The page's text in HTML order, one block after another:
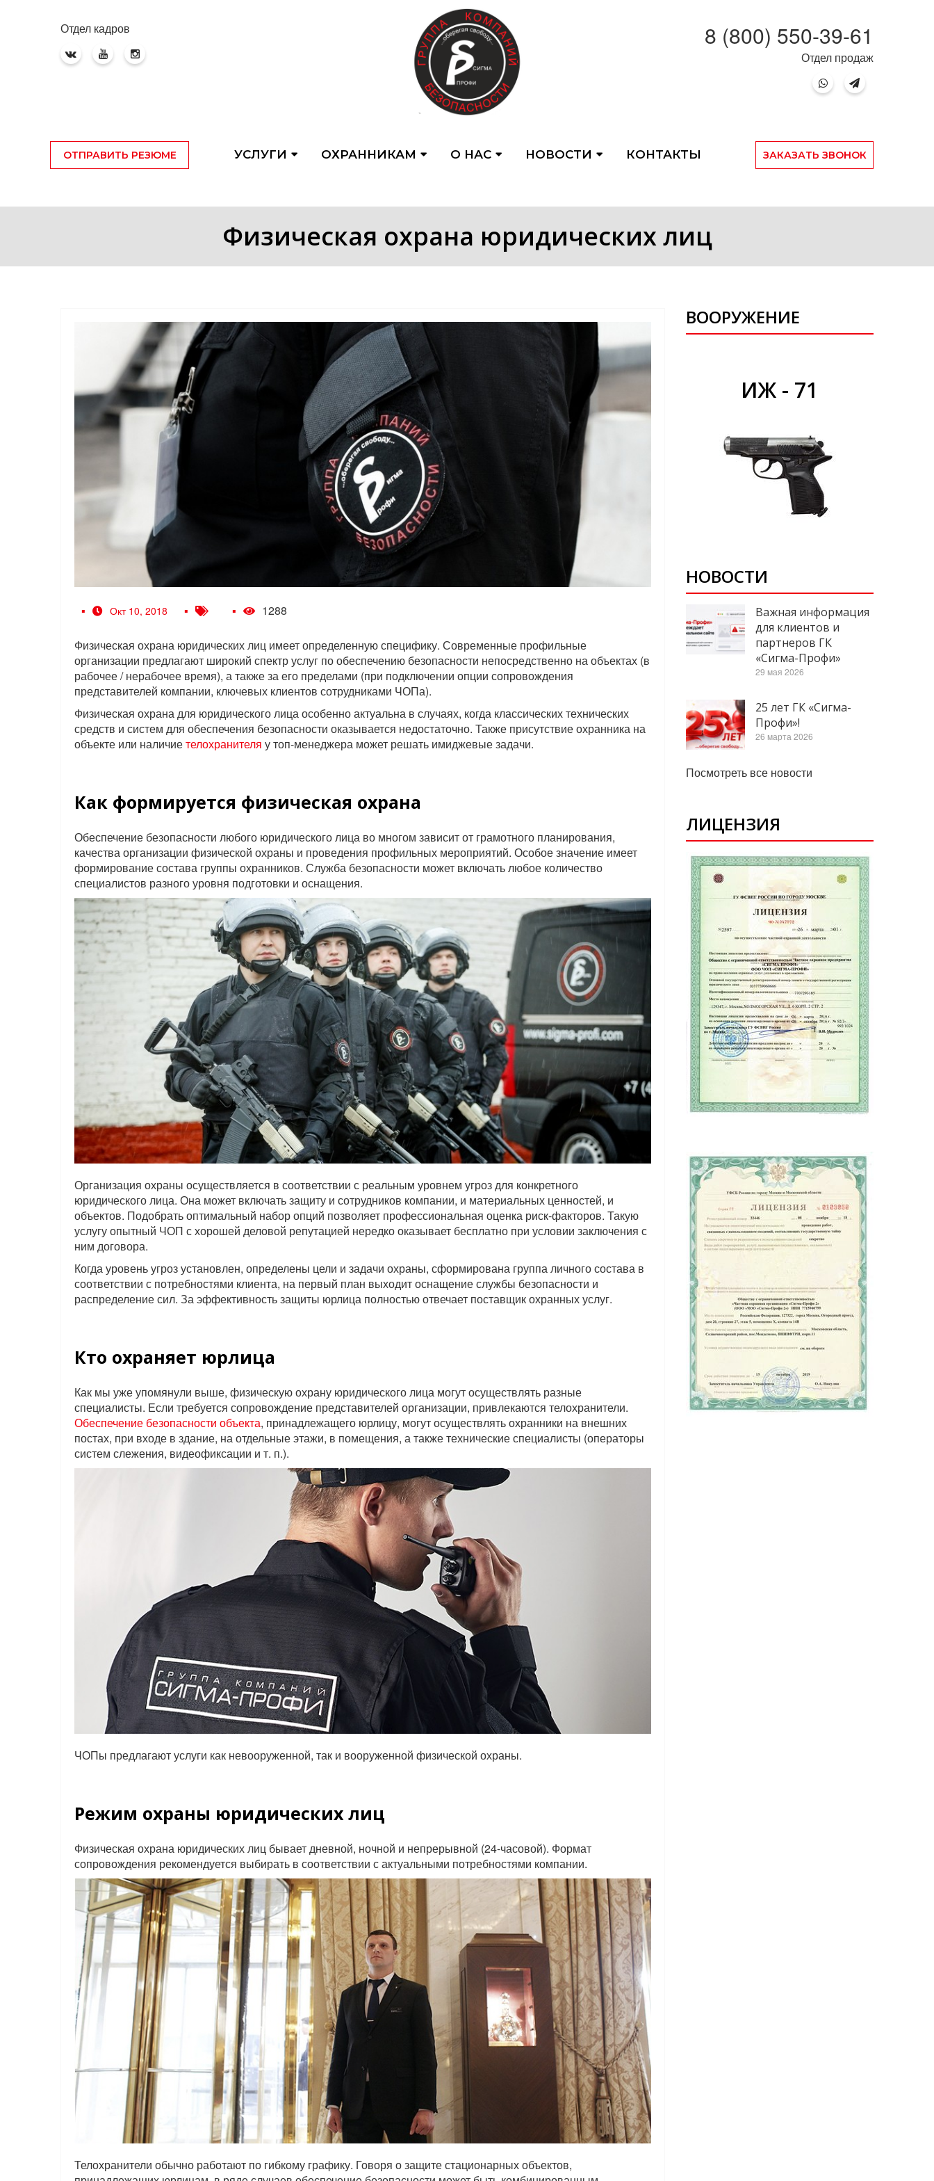
Отдел кадров 8 (800) 550-39-61
Отдел продаж
ОТПРАВИТЬ РЕЗЮМЕ УСЛУГИ ОХРАННИКАМ О НАС НОВОСТИ КОНТАКТЫ ЗАКАЗАТЬ ЗВОНОК
Физическая охрана юридических лиц
Окт 10, 2018 1288
Физическая охрана юридических лиц имеет определенную специфику. Современные профильные
организации предлагают широкий спектр услуг по обеспечению безопасности непосредственно на объектах (в
рабочее / нерабочее время), а также за его пределами (при подключении опции сопровождения
представителей компании, ключевых клиентов сотрудниками ЧОПа).
Физическая охрана для юридического лица особенно актуальна в случаях, когда классических технических
средств и систем для обеспечения безопасности оказывается недостаточно. Также присутствие охранника на
объекте или наличиетелохранителя у топ-менеджера может решать имиджевые задачи.
Как формируется физическая охрана
Обеспечение безопасности любого юридического лица во многом зависит от грамотного планирования,
качества организации физической охраны и проведения профильных мероприятий. Особое значение имеет
формирование состава группы охранников. Служба безопасности может включать любое количество
специалистов разного уровня подготовки и оснащения.
Организация охраны осуществляется в соответствии с реальным уровнем угроз для конкретного
юридического лица. Она может включать защиту и сотрудников компании, и материальных ценностей, и
объектов. Подобрать оптимальный набор опций позволяет профессиональная оценка риск-факторов. Такую
услугу опытный ЧОП с хорошей деловой репутацией нередко оказывает бесплатно при условии заключения с
ним договора.
Когда уровень угроз установлен, определены цели и задачи охраны, сформирована группа личного состава в
соответствии с потребностями клиента, на первый план выходит оснащение службы безопасности и
распределение сил. За эффективность защиты юрлица полностью отвечает поставщик охранных услуг.
Кто охраняет юрлица
Как мы уже упомянули выше, физическую охрану юридического лица могут осуществлять разные
специалисты. Если требуется сопровождение представителей организации, привлекаются телохранители.
Обеспечение безопасности объекта, принадлежащего юрлицу, могут осуществлять охранники на внешних
постах, при входе в здание, на отдельные этажи, в помещения, а также технические специалисты (операторы
систем слежения, видеофиксации и т. п.).
ЧОПы предлагают услуги как невооруженной, так и вооруженной физической охраны.
Режим охраны юридических лиц
Физическая охрана юридических лиц бывает дневной, ночной и непрерывной (24-часовой). Формат
сопровождения рекомендуется выбирать в соответствии с актуальными потребностями компании.
Телохранители обычно работают по гибкому графику. Говоря о защите стационарных объектов,
ВООРУЖЕНИЕ
ИЖ - 71
НОВОСТИ
Важная информация
для клиентов и
партнеров ГК
«Сигма-Профи»
29 мая 2026
25 лет ГК «Сигма-
Профи»!
26 марта 2026
Посмотреть все новости
ЛИЦЕНЗИЯ